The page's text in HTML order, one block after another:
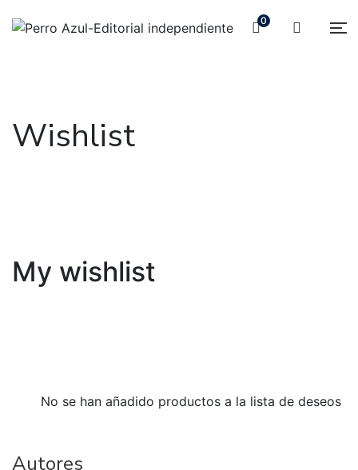
0
Wishlist
My wishlist
No se han añadido productos a la lista de deseos
Autores